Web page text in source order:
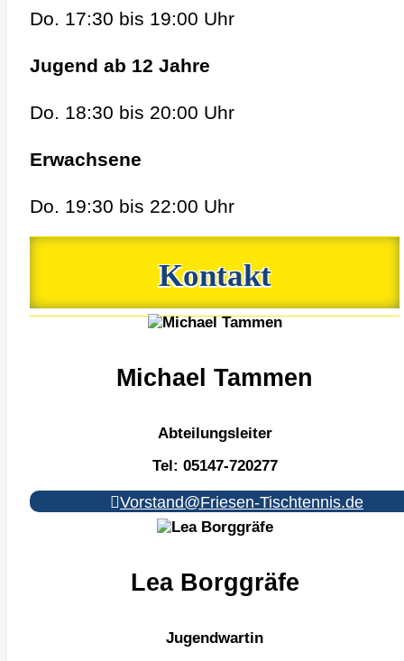
Do. 17:30 bis 19:00 Uhr
Jugend ab 12 Jahre
Do. 18:30 bis 20:00 Uhr
Erwachsene
Do. 19:30 bis 22:00 Uhr
Kontakt
Michael Tammen
Abteilungsleiter
Tel: 05147-720277
Vorstand@Friesen-Tischtennis.de
Lea Borggräfe
Jugendwartin